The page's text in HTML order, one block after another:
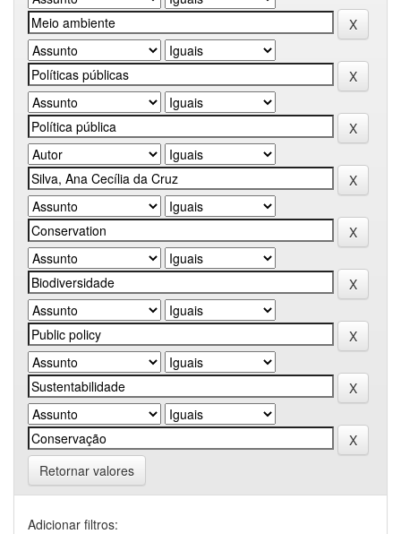
Retornar valores
Adicionar filtros: